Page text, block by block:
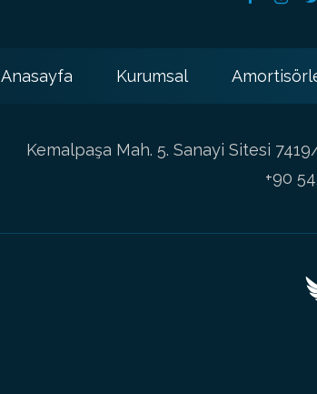
Anasayfa Kurumsal
Kemalpaşa Mah. 5. Sanayi Sitesi
+90